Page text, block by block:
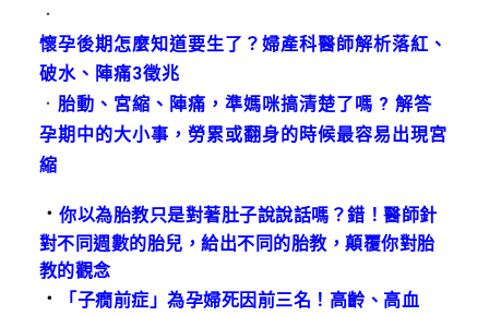
．
懷孕後期怎麼知道要生了？婦產科醫師解析落紅、
破水、陣痛3徵兆
． 胎動、宮縮、陣痛，準媽咪搞清楚了嗎 ? 解答
孕期中的大小事，勞累或翻身的時候最容易出現宮
縮
．你以為胎教只是對著肚子說說話嗎？錯！醫師針
對不同週數的胎兒，給出不同的胎教，顛覆你對胎
教的觀念
．
「子癇前症」為孕婦死因前三名！高齡、高血